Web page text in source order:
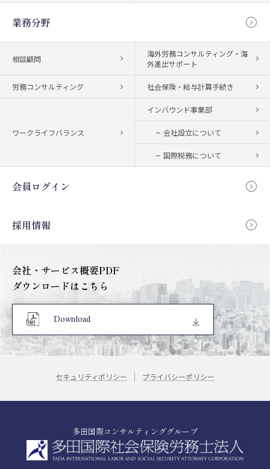
業務分野
相談顧問
海外労務コンサルティング・海
外進出サポート
労務コンサルティング 社会保険・給与計算手続き
ワークライフバランス
インバウンド事業部
会社設立について
国際税務について
会員ログイン
採用情報
会社・サービス概要PDF
ダウンロードはこちら
Download
セキュリティポリシー プライバシーポリシー
多田国際コンサルティンググループ